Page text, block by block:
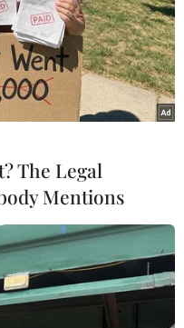
về việc luận tội
The Legal
Mentions